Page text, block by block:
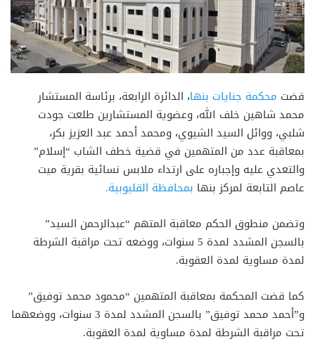
قضت محكمة جنايات بنها، الدائرة الرابعة، برئاسة المستشار
محمد شاهين خلف الله، وعضوية المستشارين طلعت جودت
شلبي، ووائل السيد الشيوي، ومحمد أحمد عبد العزيز بكر،
بمعاقبة عدد من المتهمين في قضية خطف الشاب “إسلام”
والتعدي عليه وإجباره على ارتداء ملابس نسائية بقرية ميت
عاصم التابعة لمركز بنها بمحافظة القليوبية.
وتضمن منطوق الحكم معاقبة المتهم “عبدالرحمن السيد”
بالسجن المشدد لمدة 5 سنوات، ووضعه تحت مراقبة الشرطة
لمدة مساوية لمدة العقوبة.
كما قضت المحكمة بمعاقبة المتهمين “محمود محمد توفيق”
و”أحمد محمد توفيق” بالسجن المشدد لمدة 3 سنوات، ووضعهما
تحت مراقبة الشرطة لمدة مساوية لمدة العقوبة.